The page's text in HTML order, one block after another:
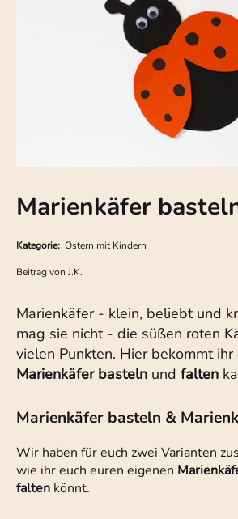
Marienkäfer
Kategorie: Ostern mit Kindern
Beitrag von J.K.
Marienkäfer - klein, beliebt und
mag sie nicht - die süßen roten
vielen Punkten. Hier bekommt
Marienkäfer basteln und falten
Marienkäfer basteln &
Wir haben für euch zwei Varianten
wie ihr euch euren eigenen
falten könnt.